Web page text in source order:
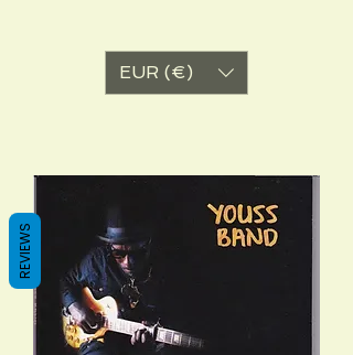
EUR (€)
REVIEWS